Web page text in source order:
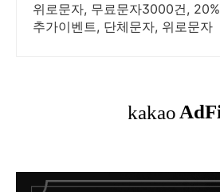
위로문자, 무료문자3000건, 20%
추가이벤트, 단체문자, 위로문자